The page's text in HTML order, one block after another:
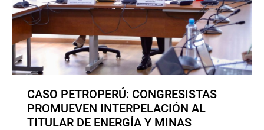
CASO PETROPERÚ: CONGRESISTAS
PROMUEVEN INTERPELACIÓN AL
TITULAR DE ENERGÍA Y MINAS